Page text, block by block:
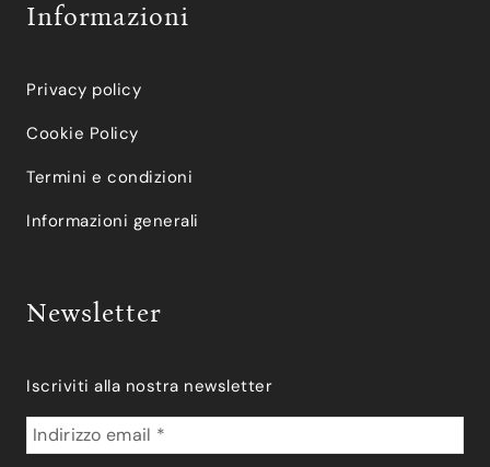
Informazioni
Privacy policy
Cookie Policy
Termini e condizioni
Informazioni generali
Newsletter
Iscriviti alla nostra newsletter